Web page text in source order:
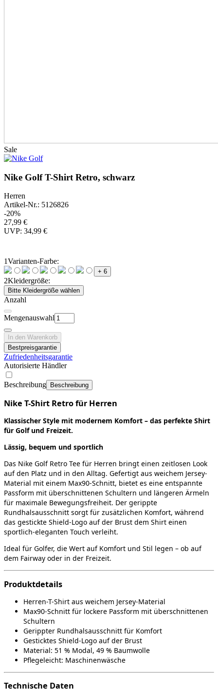
Sale
Nike Golf T-Shirt Retro, schwarz
Herren
Artikel-Nr.: 5126826
-20%
27,99 €
UVP: 34,99 €
1Varianten-Farbe:
+ 6
2Kleidergröße:
Bitte Kleidergröße wählen
Anzahl
Mengenauswahl
In den Warenkorb
Bestpreisgarantie
Zufriedenheitsgarantie
Autorisierte Händler
Beschreibung Beschreibung
Nike T-Shirt Retro für Herren
Klassischer Style mit modernem Komfort – das perfekte Shirt
für Golf und Freizeit.
Lässig, bequem und sportlich
Das Nike Golf Retro Tee für Herren bringt einen zeitlosen Look
auf den Platz und in den Alltag. Gefertigt aus weichem Jersey-
Material mit einem Max90-Schnitt, bietet es eine entspannte
Passform mit überschnittenen Schultern und längeren Ärmeln
für maximale Bewegungsfreiheit. Der gerippte
Rundhalsausschnitt sorgt für zusätzlichen Komfort, während
das gestickte Shield-Logo auf der Brust dem Shirt einen
sportlich-eleganten Touch verleiht.
Ideal für Golfer, die Wert auf Komfort und Stil legen – ob auf
dem Fairway oder in der Freizeit.
Produktdetails
Herren-T-Shirt aus weichem Jersey-Material
Max90-Schnitt für lockere Passform mit überschnittenen
Schultern
Gerippter Rundhalsausschnitt für Komfort
Gesticktes Shield-Logo auf der Brust
Material: 51 % Modal, 49 % Baumwolle
Pflegeleicht: Maschinenwäsche
Technische Daten